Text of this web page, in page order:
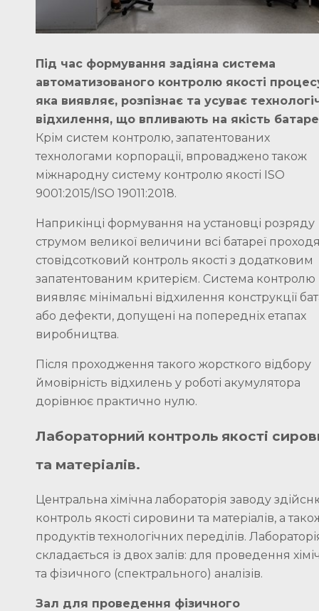
Під час формування задіяна система
автоматизованого контролю якості
яка виявляє, розпізнає та усуває
відхилення, що впливають на якість
Крім систем контролю, запатентованих
технологами корпорації, впроваджено також
міжнародну систему контролю якості ISO
9001:2015/ISO 19011:2018.
Наприкінці формування на установці розряду
струмом великої величини всі батареї
стовідсотковий контроль якості з додатковим
запатентованим критерієм. Система контролю
виявляє мінімальні відхилення конструкції
або дефекти, допущені на попередніх етапах
виробництва.
Після проходження такого жорсткого відбору
ймовірність відхилень у роботі акумулятора
дорівнює практично нулю.
Лабораторний контроль якості
та матеріалів.
Центральна хімічна лабораторія заводу
контроль якості сировини та матеріалів, а
продуктів технологічних переділів.
складається із двох залів: для проведення
та фізичного (спектрального) аналізів.
Зал для проведення фізичного